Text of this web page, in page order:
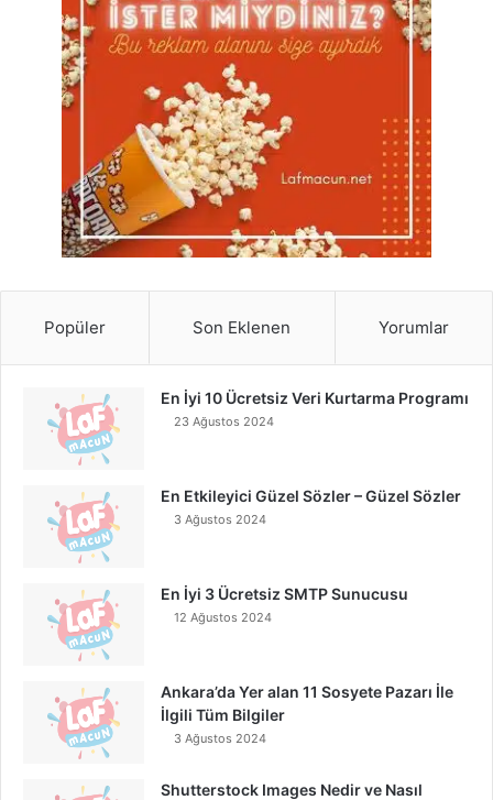
Popüler Son Eklenen Yorumlar
En İyi 10 Ücretsiz Veri Kurtarma Programı
23 Ağustos 2024
En Etkileyici Güzel Sözler – Güzel Sözler
3 Ağustos 2024
En İyi 3 Ücretsiz SMTP Sunucusu
12 Ağustos 2024
Ankara’da Yer alan 11 Sosyete Pazarı İle
İlgili Tüm Bilgiler
3 Ağustos 2024
Shutterstock Images Nedir ve Nasıl